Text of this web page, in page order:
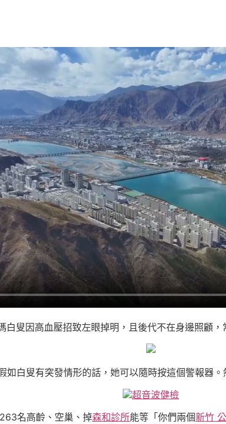
叟因高血壓招致左眼掉明，且後代不在身邊照顧，
如白叟有突發情形的話，她可以隨時按這個警報器
超音波健檢
名高齡、空巢、掉森和診所能等「你們兩個新竹